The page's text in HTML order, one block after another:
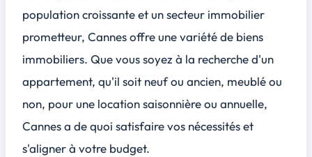
population croissante et un secteur immobilier
prometteur, Cannes offre une variété de biens
immobiliers. Que vous soyez à la recherche d'un
appartement, qu'il soit neuf ou ancien, meublé ou
non, pour une location saisonnière ou annuelle,
Cannes a de quoi satisfaire vos nécessités et
s'aligner à votre budget.